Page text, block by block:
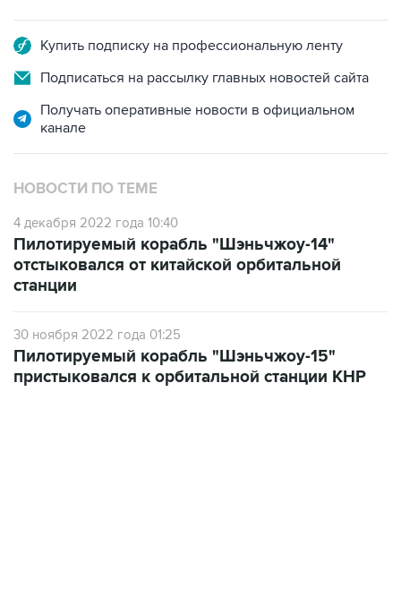
Купить подписку на профессиональную ленту
Подписаться на рассылку главных новостей сайта
Получать оперативные новости в официальном
канале
НОВОСТИ ПО ТЕМЕ
4 декабря 2022 года 10:40
Пилотируемый корабль "Шэньчжоу-14"
отстыковался от китайской орбитальной
станции
30 ноября 2022 года 01:25
Пилотируемый корабль "Шэньчжоу-15"
пристыковался к орбитальной станции КНР